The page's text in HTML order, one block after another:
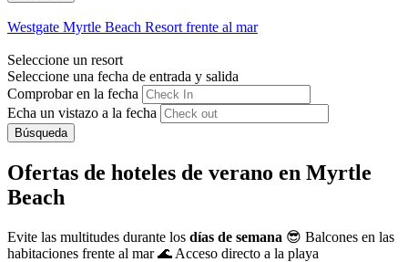
Westgate Myrtle Beach Resort frente al mar
Seleccione un resort
Seleccione una fecha de entrada y salida
Comprobar en la fecha
Echa un vistazo a la fecha
Búsqueda
Ofertas de hoteles de verano en Myrtle
Beach
Evite las multitudes durante los días de semana 😎 Balcones en las
habitaciones frente al mar 🌊 Acceso directo a la playa